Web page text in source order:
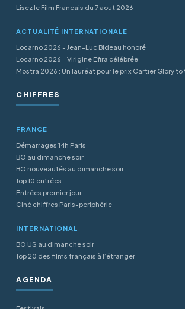
Lisez le Film Francais du 7 aout 2026
ACTUALITÉ INTERNATIONALE
Locarno 2026 - Jean-Luc Bideau honoré
Locarno 2026 - Virigine Efira célébrée
Mostra 2026 : Un lauréat pour le prix Cartier Glory
CHIFFRES
FRANCE
Démarrages 14h Paris
BO au dimanche soir
BO nouveautés au dimanche soir
Top 10 entrées
Entrées premier jour
Ciné chiffres Paris-periphérie
INTERNATIONAL
BO US au dimanche soir
Top 20 des films français à l’étranger
AGENDA